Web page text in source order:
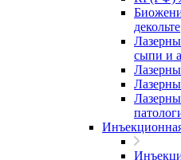
декольте
сыпи и